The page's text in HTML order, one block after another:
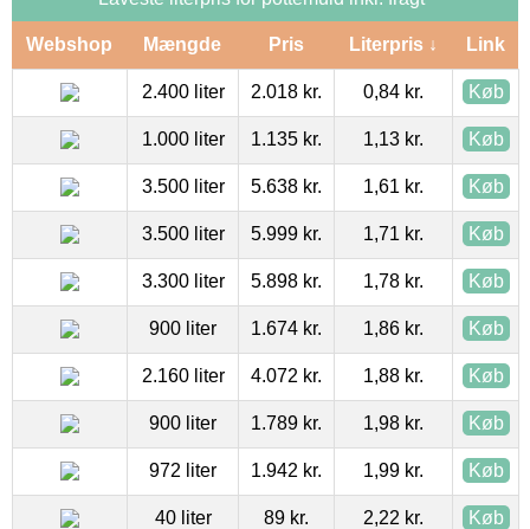
Webshop Mængde Pris Literpris ↓ Link
2.400 liter 2.018 kr. 0,84 kr. Køb
1.000 liter 1.135 kr. 1,13 kr. Køb
3.500 liter 5.638 kr. 1,61 kr. Køb
3.500 liter 5.999 kr. 1,71 kr. Køb
3.300 liter 5.898 kr. 1,78 kr. Køb
900 liter 1.674 kr. 1,86 kr. Køb
2.160 liter 4.072 kr. 1,88 kr. Køb
900 liter 1.789 kr. 1,98 kr. Køb
972 liter 1.942 kr. 1,99 kr. Køb
40 liter 89 kr. 2,22 kr. Køb